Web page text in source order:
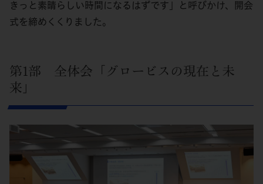
きっと素晴らしい時間になるはずです」と呼びかけ、開会
式を締めくくりました。
第1部 全体会「グロービスの現在と未
来」